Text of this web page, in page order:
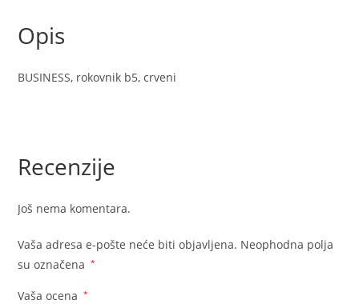
Opis
BUSINESS, rokovnik b5, crveni
Recenzije
Još nema komentara.
Vaša adresa e-pošte neće biti objavljena. Neophodna polja
su označena
*
Vaša ocena *